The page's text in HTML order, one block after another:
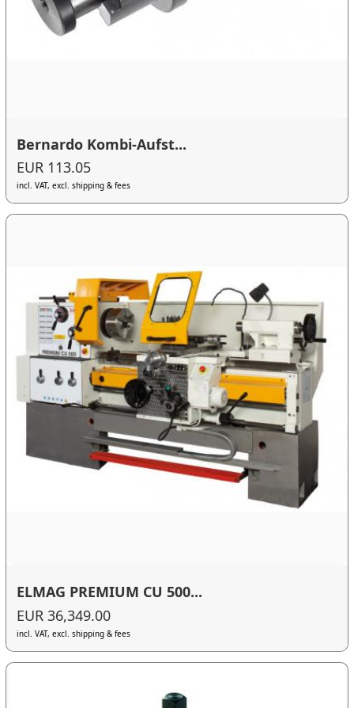
Bernardo Kombi-Aufst...
EUR 113.05
incl. VAT, excl. shipping & fees
ELMAG PREMIUM CU 500...
EUR 36,349.00
incl. VAT, excl. shipping & fees